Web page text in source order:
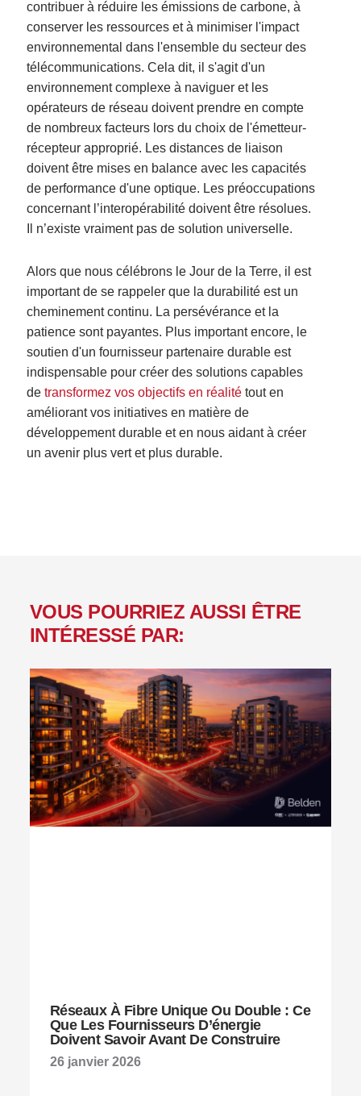
contribuer à réduire les émissions de carbone, à
conserver les ressources et à minimiser l'impact
environnemental dans l'ensemble du secteur des
télécommunications. Cela dit, il s'agit d'un
environnement complexe à naviguer et les
opérateurs de réseau doivent prendre en compte
de nombreux facteurs lors du choix de l'émetteur-
récepteur approprié. Les distances de liaison
doivent être mises en balance avec les capacités
de performance d'une optique. Les préoccupations
concernant l’interopérabilité doivent être résolues.
Il n’existe vraiment pas de solution universelle.
Alors que nous célébrons le Jour de la Terre, il est
important de se rappeler que la durabilité est un
cheminement continu. La persévérance et la
patience sont payantes. Plus important encore, le
soutien d'un fournisseur partenaire durable est
indispensable pour créer des solutions capables
detransformez vos objectifs en réalité tout en
améliorant vos initiatives en matière de
développement durable et en nous aidant à créer
un avenir plus vert et plus durable.
VOUS POURRIEZ AUSSI ÊTRE
INTÉRESSÉ PAR:
Réseaux À Fibre Unique Ou Double : Ce
Que Les Fournisseurs D’énergie
Doivent Savoir Avant De Construire
26 janvier 2026